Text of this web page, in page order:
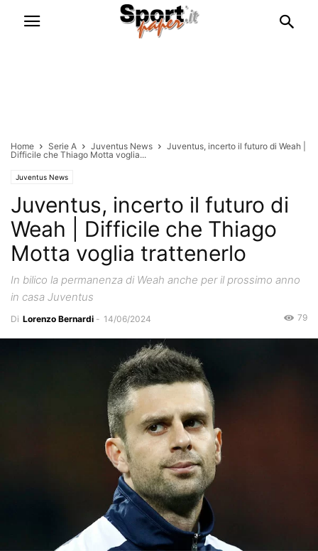
Home Serie A Juventus News
Juventus, incerto il futuro di Weah |
Difficile che Thiago Motta voglia...
Juventus News
Juventus, incerto il futuro di
Weah | Difficile che Thiago
Motta voglia trattenerlo
In bilico la permanenza di Weah anche per il prossimo anno
in casa Juventus
Di Lorenzo Bernardi - 14/06/2024 79